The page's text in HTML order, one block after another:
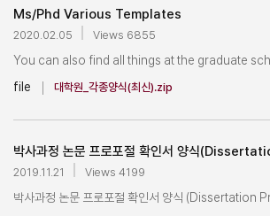
(1) 일반대학원 학위논문 작성법 안내 및 국문/영문 템플
링크: https://graduate.korea.ac.kr/
(2) 일반대학원 학위논문 작성법 의견 및 질문에 대한
링크: https://graduate.korea.ac.kr/
Ms/Phd Various Templates
2020.02.05 Views 6855
You can also find all things at the graduate
file
대학원_각종양식(최신).zip
2019.11.21 Views 4199
박사과정 논문 프로포절 확인서 양식